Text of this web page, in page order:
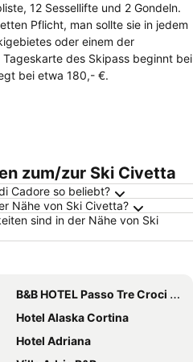
12 Sessellifte und 2 Gondeln.
Pflicht, man sollte sie in jedem
oder einem der
des Skipass beginnt bei
bei etwa 180,- €.
zum/zur Ski Civetta
Cadore so beliebt?
Nähe von Ski Civetta?
sind in der Nähe von Ski
B&B HOTEL Passo Tre Croci Cortina
Hotel Alaska Cortina
Hotel Adriana